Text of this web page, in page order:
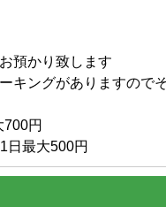
預かり致します
キングがありますので
円
日最大500円